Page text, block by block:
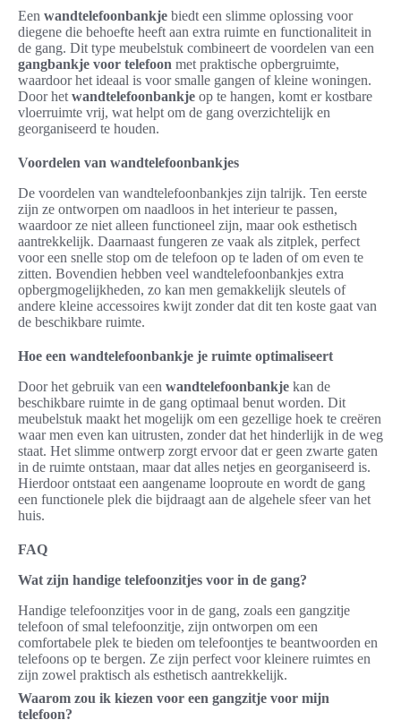
Een wandtelefoonbankje biedt een slimme oplossing voor
diegene die behoefte heeft aan extra ruimte en functionaliteit in
de gang. Dit type meubelstuk combineert de voordelen van een
gangbankje voor telefoon met praktische opbergruimte,
waardoor het ideaal is voor smalle gangen of kleine woningen.
Door het wandtelefoonbankje op te hangen, komt er kostbare
vloerruimte vrij, wat helpt om de gang overzichtelijk en
georganiseerd te houden.
Voordelen van wandtelefoonbankjes
De voordelen van wandtelefoonbankjes zijn talrijk. Ten eerste
zijn ze ontworpen om naadloos in het interieur te passen,
waardoor ze niet alleen functioneel zijn, maar ook esthetisch
aantrekkelijk. Daarnaast fungeren ze vaak als zitplek, perfect
voor een snelle stop om de telefoon op te laden of om even te
zitten. Bovendien hebben veel wandtelefoonbankjes extra
opbergmogelijkheden, zo kan men gemakkelijk sleutels of
andere kleine accessoires kwijt zonder dat dit ten koste gaat van
de beschikbare ruimte.
Hoe een wandtelefoonbankje je ruimte optimaliseert
Door het gebruik van een wandtelefoonbankje kan de
beschikbare ruimte in de gang optimaal benut worden. Dit
meubelstuk maakt het mogelijk om een gezellige hoek te creëren
waar men even kan uitrusten, zonder dat het hinderlijk in de weg
staat. Het slimme ontwerp zorgt ervoor dat er geen zwarte gaten
in de ruimte ontstaan, maar dat alles netjes en georganiseerd is.
Hierdoor ontstaat een aangename looproute en wordt de gang
een functionele plek die bijdraagt aan de algehele sfeer van het
huis.
FAQ
Wat zijn handige telefoonzitjes voor in de gang?
Handige telefoonzitjes voor in de gang, zoals een gangzitje
telefoon of smal telefoonzitje, zijn ontworpen om een
comfortabele plek te bieden om telefoontjes te beantwoorden en
telefoons op te bergen. Ze zijn perfect voor kleinere ruimtes en
zijn zowel praktisch als esthetisch aantrekkelijk.
Waarom zou ik kiezen voor een gangzitje voor mijn
telefoon?